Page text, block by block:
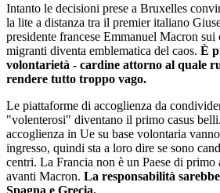
Intanto le decisioni prese a Bruxelles
la lite a distanza tra il premier italiano
presidente francese Emmanuel Macron
migranti diventa emblematica del caos. È
volontarietà - cardine attorno al quale
rendere tutto troppo vago.
Le piattaforme di accoglienza da
"volenterosi" diventano il primo casus
accoglienza in Ue su base volontaria
ingresso, quindi sta a loro dire se sono
centri. La Francia non è un Paese di
avanti Macron. La responsabilità
Spagna e Grecia.